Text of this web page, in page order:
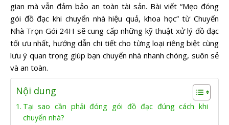
gian mà vẫn đảm bảo an toàn tài sản. Bài viết “Mẹo đóng
gói đồ đạc khi chuyển nhà hiệu quả, khoa học” từ Chuyển
Nhà Trọn Gói 24H sẽ cung cấp những kỹ thuật xử lý đồ đạc
tối ưu nhất, hướng dẫn chi tiết cho từng loại riêng biệt cùng
lưu ý quan trọng giúp bạn chuyển nhà nhanh chóng, suôn sẻ
và an toàn.
Nội dung
Tại sao cần phải đóng gói đồ đạc đúng cách khi
chuyển nhà?